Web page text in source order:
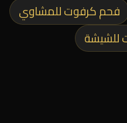
فحم كرفوت للمشاوي
للشيشة